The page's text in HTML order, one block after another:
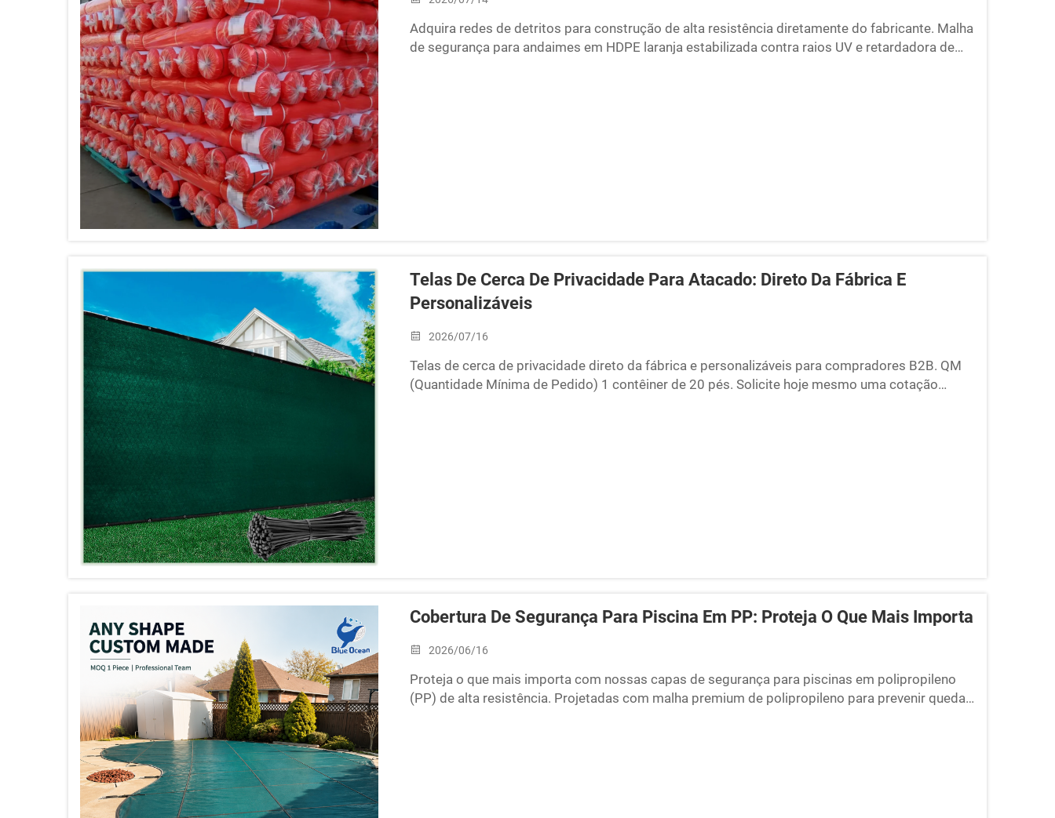
Adquira redes de detritos para construção de alta resistência diretamente do fabricante. Malha
de segurança para andaimes em HDPE laranja estabilizada contra raios UV e retardadora de
Telas De Cerca De Privacidade Para Atacado: Direto Da Fábrica E
Personalizáveis
2026/07/16
Telas de cerca de privacidade direto da fábrica e personalizáveis para compradores B2B. QM
(Quantidade Mínima de Pedido) 1 contêiner de 20 pés. Solicite hoje mesmo uma cotação
Cobertura De Segurança Para Piscina Em PP: Proteja O Que Mais Importa
2026/06/16
Proteja o que mais importa com nossas capas de segurança para piscinas em polipropileno
(PP) de alta resistência. Projetadas com malha premium de polipropileno para prevenir quedas